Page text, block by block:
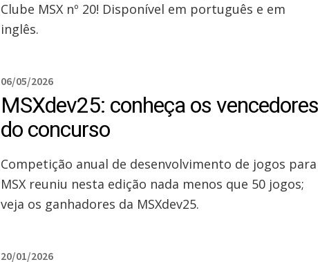
Clube MSX nº 20! Disponível em português e em
inglês.
06/05/2026
MSXdev25: conheça os vencedores
do concurso
Competição anual de desenvolvimento de jogos para
MSX reuniu nesta edição nada menos que 50 jogos;
veja os ganhadores da MSXdev25.
20/01/2026